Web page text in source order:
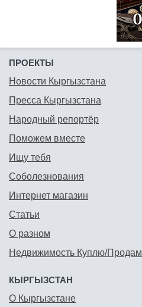
ПРОЕКТЫ
Новости Кыргызстана
Пресса Кыргызстана
Народный репортёр
Поможем вместе
Ищу тебя
Соболезнования
Интернет магазин
Статьи
О разном
Недвижимость Куплю/Продам
КЫРГЫЗСТАН
О Кыргызстане